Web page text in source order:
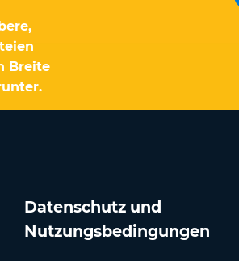
Breite
Datenschutz und
Nutzungsbedingungen